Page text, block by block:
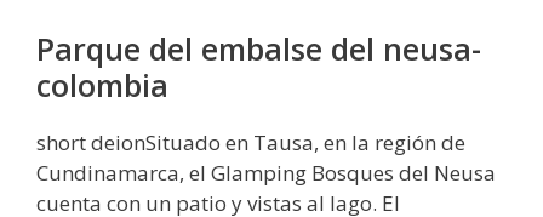
Parque del embalse del neusa-
colombia
short deionSituado en Tausa, en la región de
Cundinamarca, el Glamping Bosques del Neusa
cuenta con un patio y vistas al lago. El